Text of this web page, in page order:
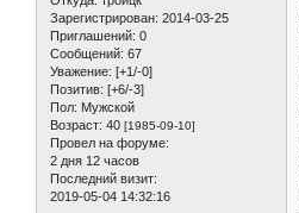
Зарегистрирован: 2014-03-25
Приглашений: 0
Сообщений: 67
Уважение: [+1/-0]
Позитив: [+6/-3]
Пол: Мужской
Возраст: 40 [1985-09-10]
Провел на форуме:
2 дня 12 часов
Последний визит:
2019-05-04 14:32:16